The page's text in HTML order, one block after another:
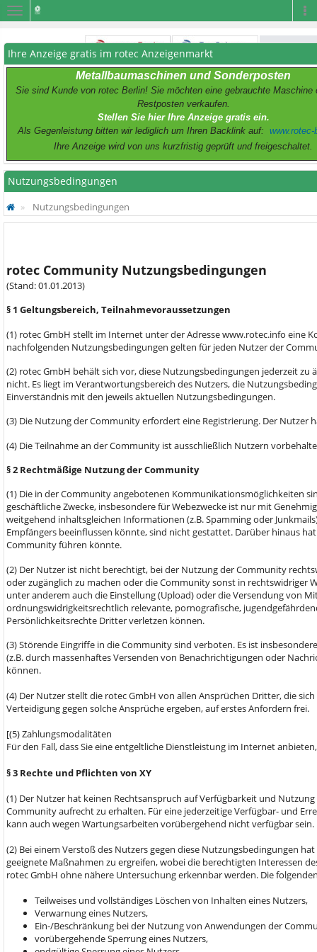
Navigation
Ihre Anzeige gratis im rotec Anzeigenmarkt
Metallbaumaschinen und Sonderposten
Sie sind Kunde von rotec Berlin! Sie möchten eine gebrauchte Maschine
Restposten verkaufen.
Stellen Sie hier Ihre Anzeige gratis ein.
Als Gegenleistung bitten wir lediglich um Ihren Backlink auf: www.rotec-
Ihre Anzeige wird von uns kurzfristig geprüft und freigeschaltet.
Nutzungsbedingungen
Nutzungsbedingungen
rotec Community Nutzungsbedingungen
(Stand: 01.01.2013)
§ 1 Geltungsbereich, Teilnahmevoraussetzungen
(1) rotec GmbH stellt im Internet unter der Adresse www.rotec.info eine
nachfolgenden Nutzungsbedingungen gelten für jeden Nutzer der
(2) rotec GmbH behält sich vor, diese Nutzungsbedingungen jederzeit
nicht. Es liegt im Verantwortungsbereich des Nutzers, die
Einverständnis mit den jeweils aktuellen Nutzungsbedingungen.
(3) Die Nutzung der Community erfordert eine Registrierung. Der Nutzer
(4) Die Teilnahme an der Community ist ausschließlich Nutzern
§ 2 Rechtmäßige Nutzung der Community
(1) Die in der Community angebotenen Kommunikationsmöglichkeiten
geschäftliche Zwecke, insbesondere für Webezwecke ist nur mit
weitgehend inhaltsgleichen Informationen (z.B. Spamming oder
Empfängers beeinflussen könnte, sind nicht gestattet. Darüber hinaus
Community führen könnte.
(2) Der Nutzer ist nicht berechtigt, bei der Nutzung der Community
oder zugänglich zu machen oder die Community sonst in
unter anderem auch die Einstellung (Upload) oder die Versendung von
ordnungswidrigkeitsrechtlich relevante, pornografische,
Persönlichkeitsrechte Dritter verletzen können.
(3) Störende Eingriffe in die Community sind verboten. Es ist
(z.B. durch massenhaftes Versenden von Benachrichtigungen oder
können.
(4) Der Nutzer stellt die rotec GmbH von allen Ansprüchen Dritter, die
Verteidigung gegen solche Ansprüche ergeben, auf erstes Anfordern frei.
[(5) Zahlungsmodalitäten
Für den Fall, dass Sie eine entgeltliche Dienstleistung im Internet
§ 3 Rechte und Pflichten von XY
(1) Der Nutzer hat keinen Rechtsanspruch auf Verfügbarkeit und
Community aufrecht zu erhalten. Für eine jederzeitige Verfügbar- und
kann auch wegen Wartungsarbeiten vorübergehend nicht verfügbar sein.
(2) Bei einem Verstoß des Nutzers gegen diese Nutzungsbedingungen
geeignete Maßnahmen zu ergreifen, wobei die berechtigten Interessen
rotec GmbH ohne nähere Untersuchung erkennbar werden. Die
Teilweises und vollständiges Löschen von Inhalten eines Nutzers,
Verwarnung eines Nutzers,
Ein-/Beschränkung bei der Nutzung von Anwendungen der
vorübergehende Sperrung eines Nutzers,